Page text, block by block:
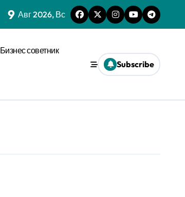
9 Авг 2026, Вс
Бизнес советник
Subscribe